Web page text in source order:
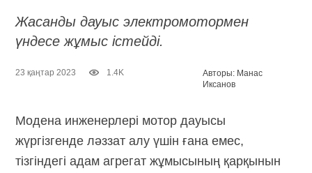
Жасанды дауыс электромотормен
үндесе жұмыс істейді.
23 қаңтар 2023 1.4K
Авторы: Манас
Иксанов
Модена инженерлері мотор дауысы
жүргізгенде ләззат алу үшін ғана емес,
тізгіндегі адам агрегат жұмысының қарқынын